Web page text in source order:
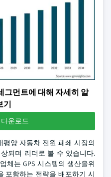
그먼트에 대해 자세히 알
기
다운로드
평양 자동차 전원 폐쇄 시장의
되며 리더로 볼 수 있습니다.
체는 GPS 시스템의 생산을위
포함하는 전략을 배포하기 시